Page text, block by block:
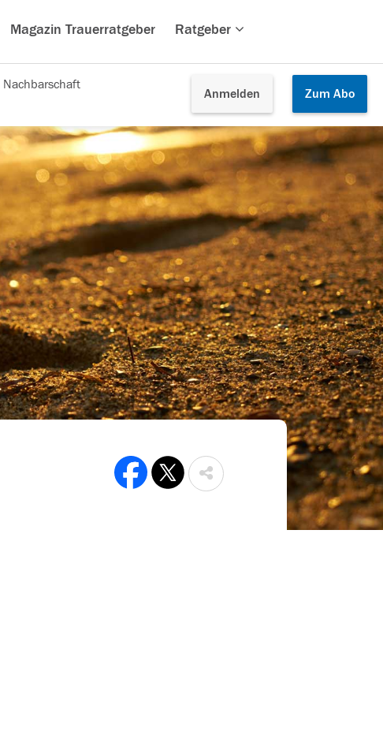
Magazin Trauerratgeber Ratgeber
Anmelden Zum Abo
Nachbarschaft